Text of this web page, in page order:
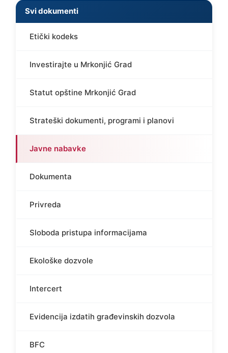
Svi dokumenti
Etički kodeks
Investirajte u Mrkonjić Grad
Statut opštine Mrkonjić Grad
Strateški dokumenti, programi i planovi
Javne nabavke
Dokumenta
Privreda
Sloboda pristupa informacijama
Ekološke dozvole
Intercert
Evidencija izdatih građevinskih dozvola
BFC